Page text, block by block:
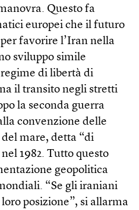
Questo fa
europei che il futuro
favorire l’Iran nella
sviluppo simile
di libertà di
il transito negli stretti
la seconda guerra
convenzione delle
mare, detta “di
1982. Tutto questo
geopolitica
“Se gli iraniani
posizione”, si allarma